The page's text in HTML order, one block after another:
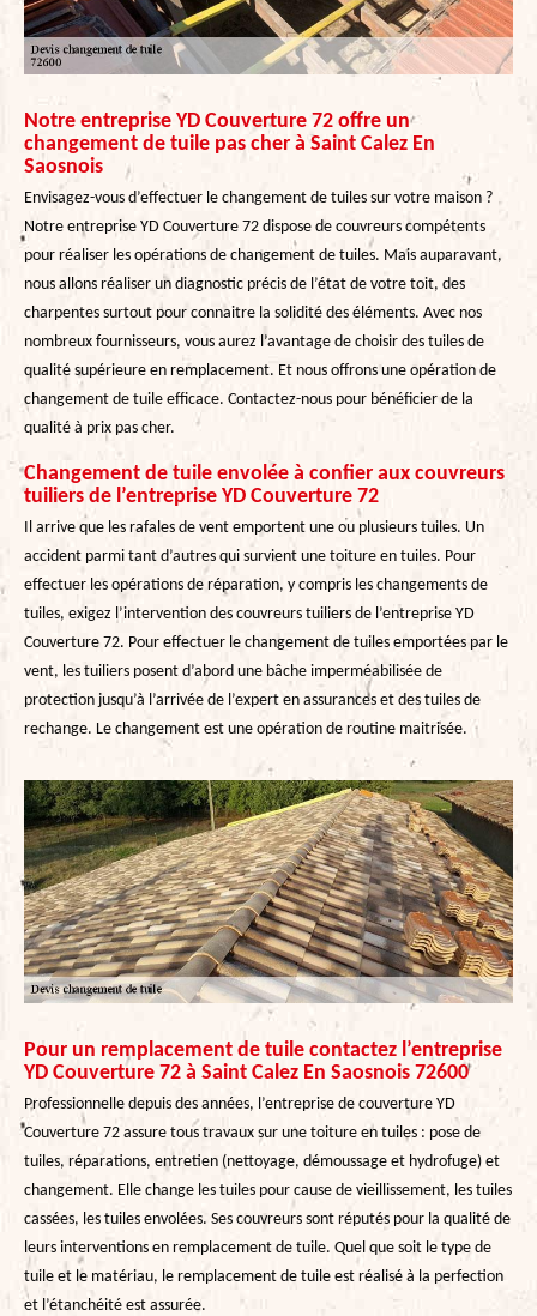
Notre entreprise YD Couverture 72 offre un
changement de tuile pas cher à Saint Calez En
Saosnois
Envisagez-vous d’effectuer le changement de tuiles sur votre maison ?
Notre entreprise YD Couverture 72 dispose de couvreurs compétents
pour réaliser les opérations de changement de tuiles. Mais auparavant,
nous allons réaliser un diagnostic précis de l’état de votre toit, des
charpentes surtout pour connaitre la solidité des éléments. Avec nos
nombreux fournisseurs, vous aurez l’avantage de choisir des tuiles de
qualité supérieure en remplacement. Et nous offrons une opération de
changement de tuile efficace. Contactez-nous pour bénéficier de la
qualité à prix pas cher.
Changement de tuile envolée à confier aux couvreurs
tuiliers de l’entreprise YD Couverture 72
Il arrive que les rafales de vent emportent une ou plusieurs tuiles. Un
accident parmi tant d’autres qui survient une toiture en tuiles. Pour
effectuer les opérations de réparation, y compris les changements de
tuiles, exigez l’intervention des couvreurs tuiliers de l’entreprise YD
Couverture 72. Pour effectuer le changement de tuiles emportées par le
vent, les tuiliers posent d’abord une bâche imperméabilisée de
protection jusqu’à l’arrivée de l’expert en assurances et des tuiles de
rechange. Le changement est une opération de routine maitrisée.
Pour un remplacement de tuile contactez l’entreprise
YD Couverture 72 à Saint Calez En Saosnois 72600
Professionnelle depuis des années, l’entreprise de couverture YD
Couverture 72 assure tous travaux sur une toiture en tuiles : pose de
tuiles, réparations, entretien (nettoyage, démoussage et hydrofuge) et
changement. Elle change les tuiles pour cause de vieillissement, les tuiles
cassées, les tuiles envolées. Ses couvreurs sont réputés pour la qualité de
leurs interventions en remplacement de tuile. Quel que soit le type de
tuile et le matériau, le remplacement de tuile est réalisé à la perfection
et l’étanchéité est assurée.